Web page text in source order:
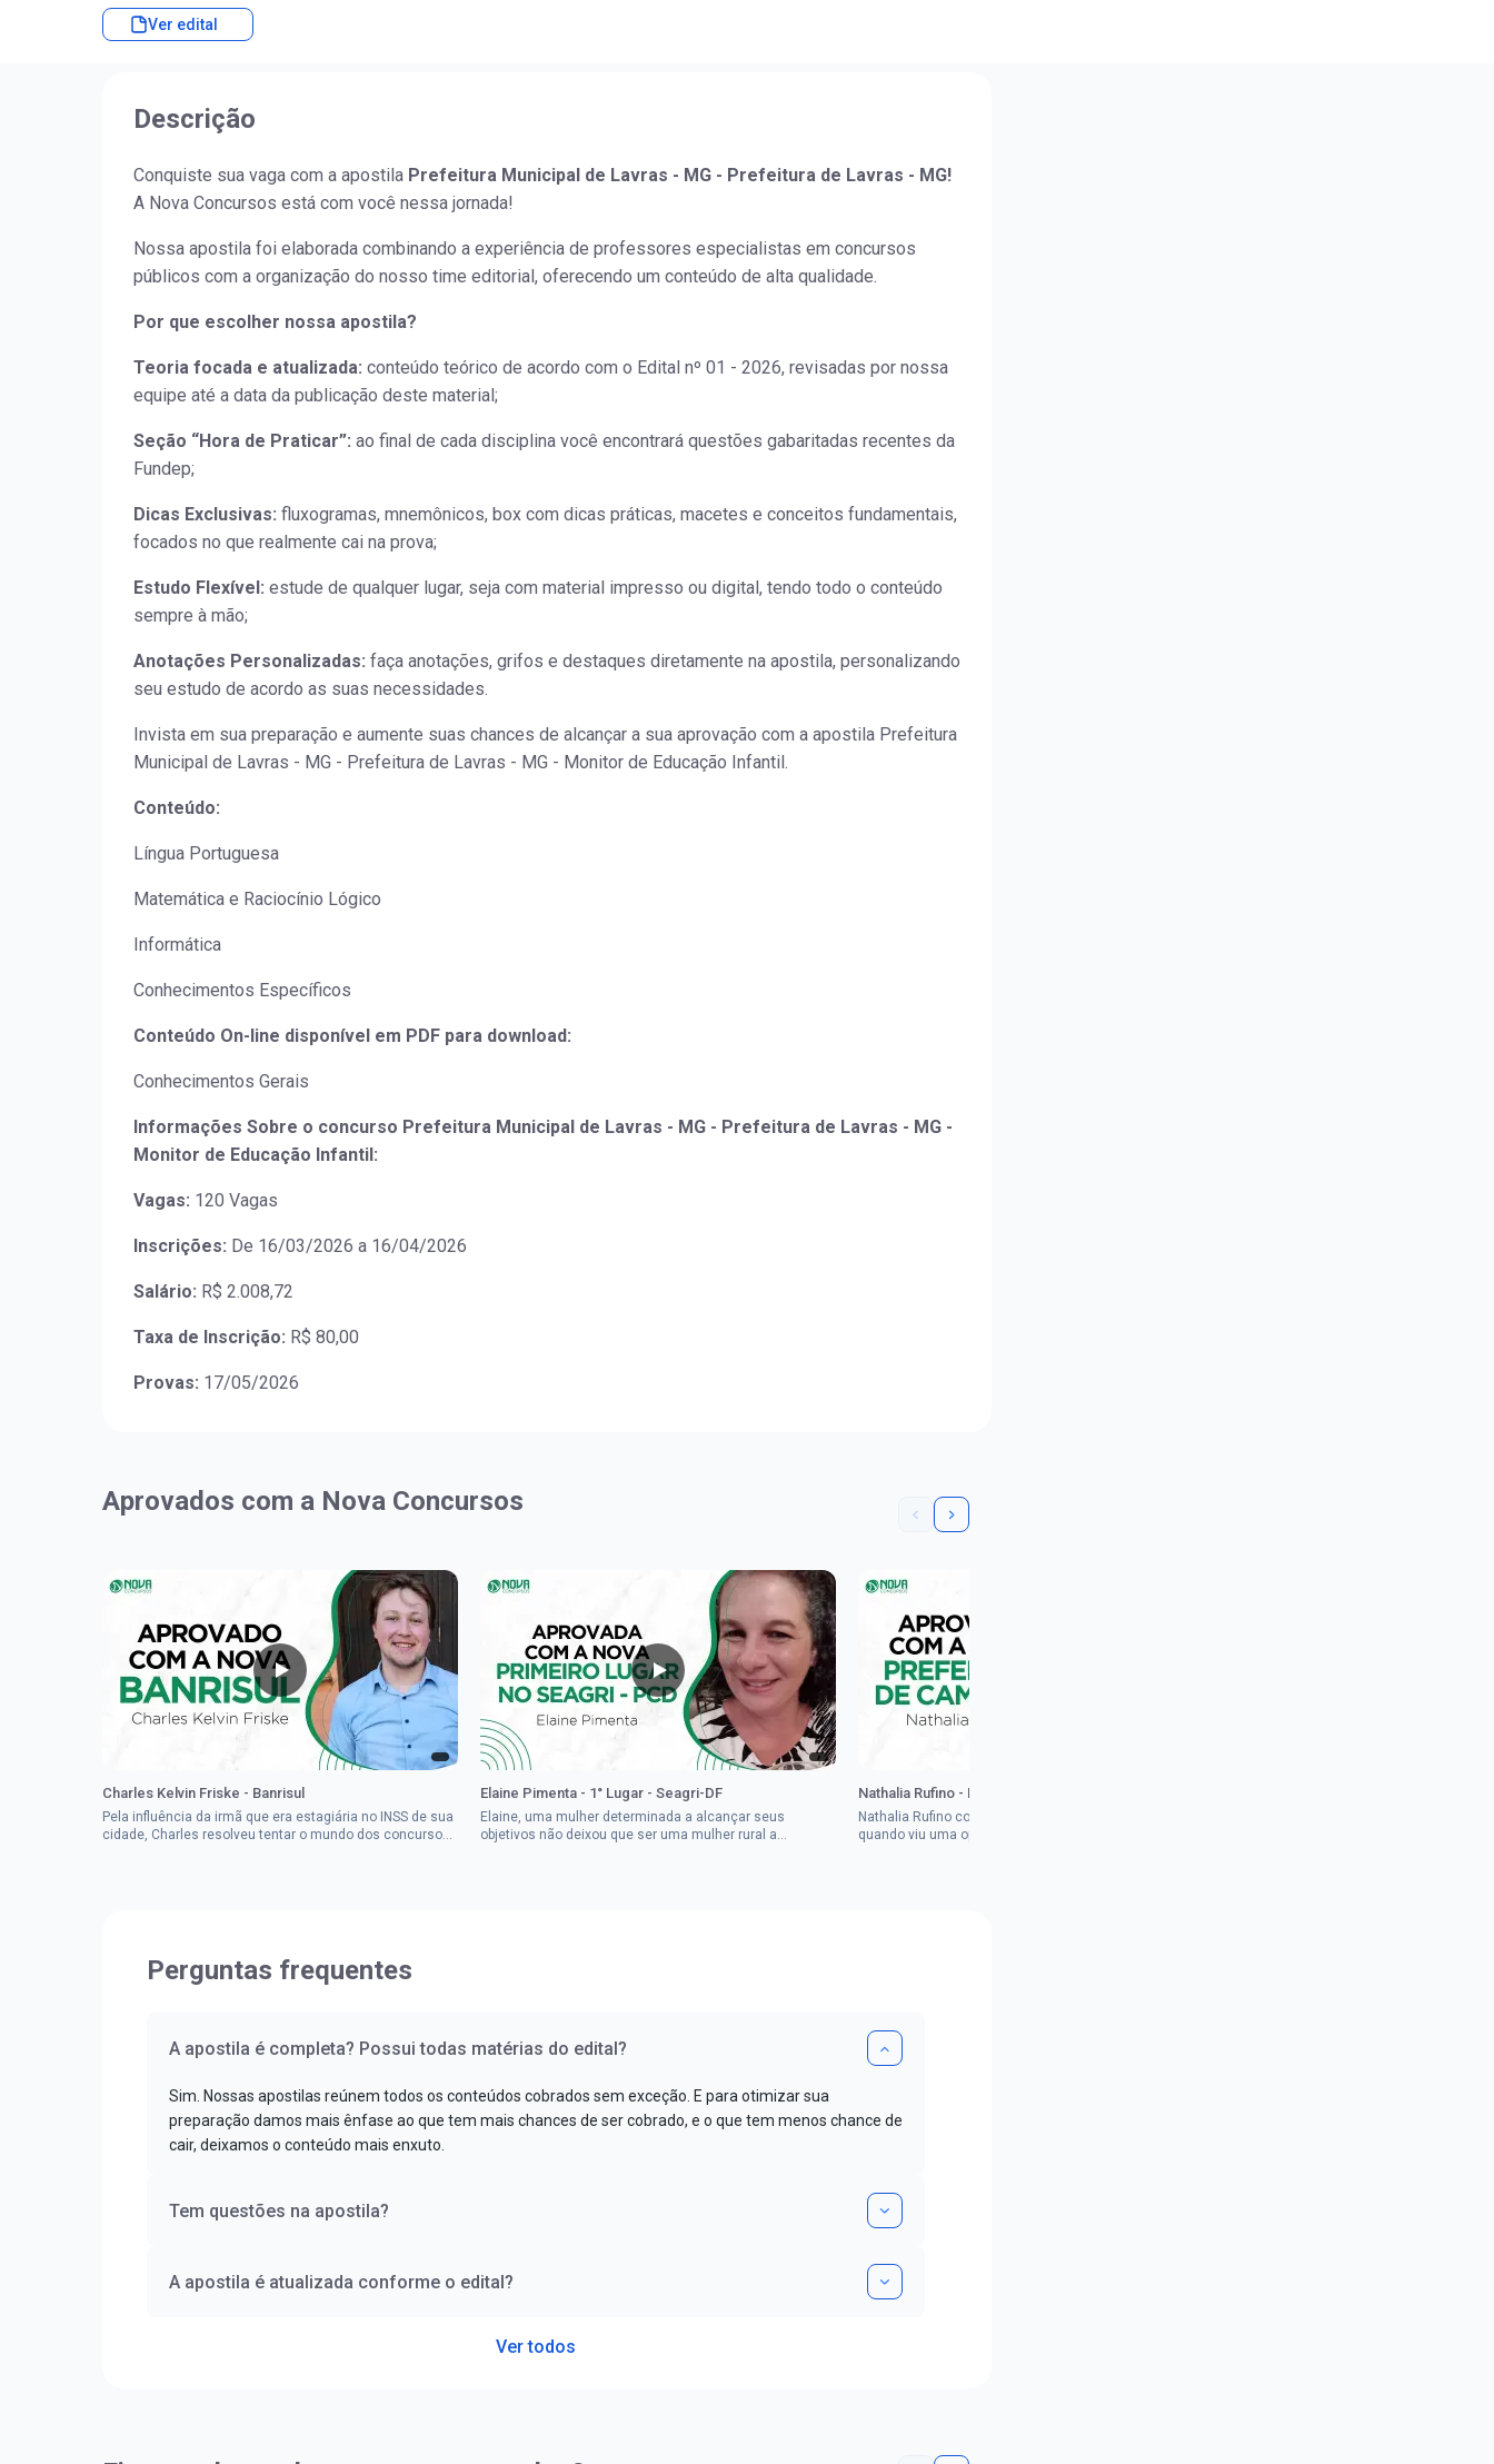
Ver edital
Descrição
Conquiste sua vaga com a apostila Prefeitura Municipal de Lavras - MG - Prefeitura de Lavras - MG!
A Nova Concursos está com você nessa jornada!
Nossa apostila foi elaborada combinando a experiência de professores especialistas em concursos
públicos com a organização do nosso time editorial, oferecendo um conteúdo de alta qualidade.
Por que escolher nossa apostila?
Teoria focada e atualizada: conteúdo teórico de acordo com o Edital nº 01 - 2026, revisadas por nossa
equipe até a data da publicação deste material;
Seção “Hora de Praticar”: ao final de cada disciplina você encontrará questões gabaritadas recentes da
Fundep;
Dicas Exclusivas: fluxogramas, mnemônicos, box com dicas práticas, macetes e conceitos fundamentais,
focados no que realmente cai na prova;
Estudo Flexível: estude de qualquer lugar, seja com material impresso ou digital, tendo todo o conteúdo
sempre à mão;
Anotações Personalizadas: faça anotações, grifos e destaques diretamente na apostila, personalizando
seu estudo de acordo as suas necessidades.
Invista em sua preparação e aumente suas chances de alcançar a sua aprovação com a apostila Prefeitura
Municipal de Lavras - MG - Prefeitura de Lavras - MG - Monitor de Educação Infantil.
Conteúdo:
Língua Portuguesa
Matemática e Raciocínio Lógico
Informática
Conhecimentos Específicos
Conteúdo On-line disponível em PDF para download:
Conhecimentos Gerais
Informações Sobre o concurso Prefeitura Municipal de Lavras - MG - Prefeitura de Lavras - MG -
Monitor de Educação Infantil:
Vagas: 120 Vagas
Inscrições: De 16/03/2026 a 16/04/2026
Salário: R$ 2.008,72
Taxa de Inscrição: R$ 80,00
Provas: 17/05/2026
Aprovados com a Nova Concursos
Charles Kelvin Friske - Banrisul
Pela influência da irmã que era estagiária no INSS de sua
cidade, Charles resolveu tentar o mundo dos concursos
Elaine Pimenta - 1° Lugar - Seagri-DF
Elaine, uma mulher determinada a alcançar seus
objetivos não deixou que ser uma mulher rural a
Nathalia Rufino - Prefeitura de Campinas
Nathalia Rufino começou seus estudos com a Nova
quando viu uma oportunidade no concurso do Banco do
Perguntas frequentes
A apostila é completa? Possui todas matérias do edital?
Sim. Nossas apostilas reúnem todos os conteúdos cobrados sem exceção. E para otimizar sua
preparação damos mais ênfase ao que tem mais chances de ser cobrado, e o que tem menos chance de
cair, deixamos o conteúdo mais enxuto.
Tem questões na apostila?
A apostila é atualizada conforme o edital?
Ver todos